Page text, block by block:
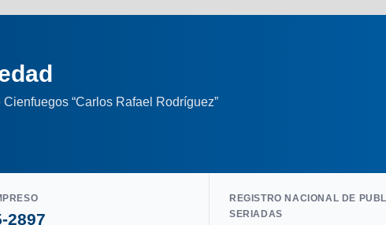
“Carlos Rafael Rodríguez”
2897
REGISTRO NACIONAL DE
SERIADAS